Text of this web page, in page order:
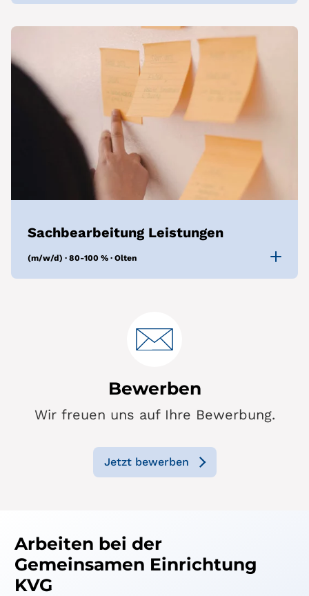
Sachbearbeitung Leistungen
(m/w/d) · 80-100 % · Olten
Bewerben
Wir freuen uns auf Ihre Bewerbung.
Jetzt bewerben
Arbeiten bei der
Gemeinsamen Einrichtung
KVG